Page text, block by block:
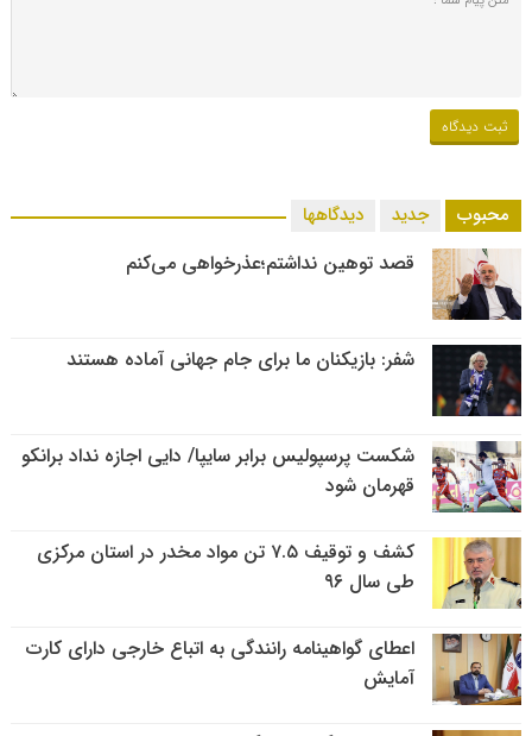
محبوب جدید دیدگاهها
قصد توهین نداشتم؛عذرخواهی می‌کنم
شفر: بازیکنان ما برای جام جهانی آماده هستند
شکست پرسپولیس برابر سایپا/ دایی اجازه نداد برانکو
قهرمان شود
کشف و توقیف ۷.۵ تن مواد مخدر در استان مرکزی
طی سال ۹۶
اعطای گواهینامه رانندگی به اتباع خارجی دارای کارت
آمایش